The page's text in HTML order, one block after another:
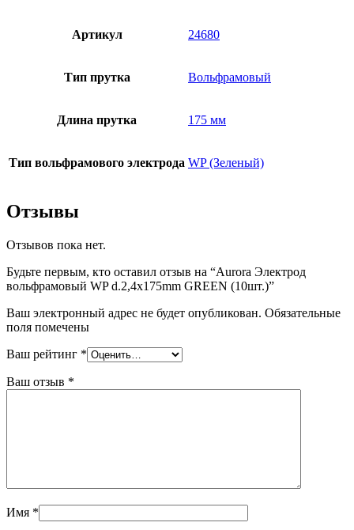
Артикул 24680
Тип прутка Вольфрамовый
Длина прутка 175 мм
Тип вольфрамового электрода WP (Зеленый)
Отзывы
Отзывов пока нет.
Будьте первым, кто оставил отзыв на “Aurora Электрод
вольфрамовый WP d.2,4x175mm GREEN (10шт.)”
Ваш электронный адрес не будет опубликован. Обязательные
поля помечены
Ваш рейтинг *
Ваш отзыв *
Имя *